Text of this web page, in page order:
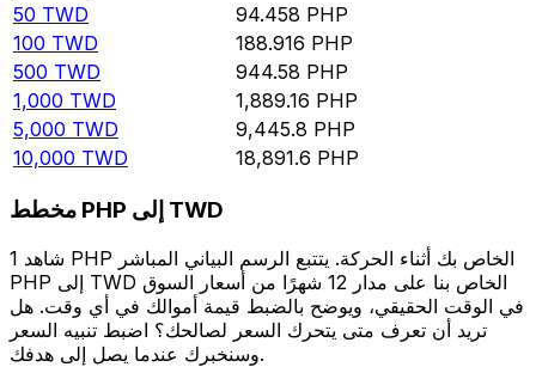
50 TWD 94.458 PHP
100 TWD 188.916 PHP
500 TWD 944.58 PHP
1,000 TWD 1,889.16 PHP
5,000 TWD 9,445.8 PHP
10,000 TWD 18,891.6 PHP
مخطط PHP إلى TWD
شاهد 1 PHP الخاص بك أثناء الحركة. يتتبع الرسم البياني المباشر
PHP إلى TWD الخاص بنا على مدار 12 شهرًا من أسعار السوق
في الوقت الحقيقي، ويوضح بالضبط قيمة أموالك في أي وقت. هل
تريد أن تعرف متى يتحرك السعر لصالحك؟ اضبط تنبيه السعر
وسنخبرك عندما يصل إلى هدفك.